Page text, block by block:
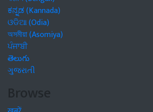
ಕನ್ನಡ (Kannada)
ଓଡିଆ (Odia)
অসমীয়া (Asomiya)
ਪੰਜਾਬੀ
తెలుగు
ગુજરાતી
Browse